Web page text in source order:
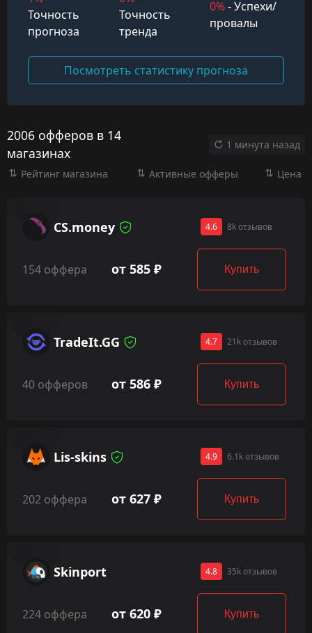
Точность
прогноза
Точность
тренда
0%- Успехи/
провалы
Посмотреть статистику прогноза
2006 офферов в 14
магазинах
1 минута назад
Рейтинг магазина Активные офферы Цена
CS.money 4.6 8k отзывов
154 оффера от 585 ₽ Купить
TradeIt.GG 4.7 21k отзывов
40 офферов от 586 ₽ Купить
Lis-skins 4.9 6.1k отзывов
202 оффера от 627 ₽ Купить
Skinport 4.8 35k отзывов
224 оффера от 620 ₽ Купить